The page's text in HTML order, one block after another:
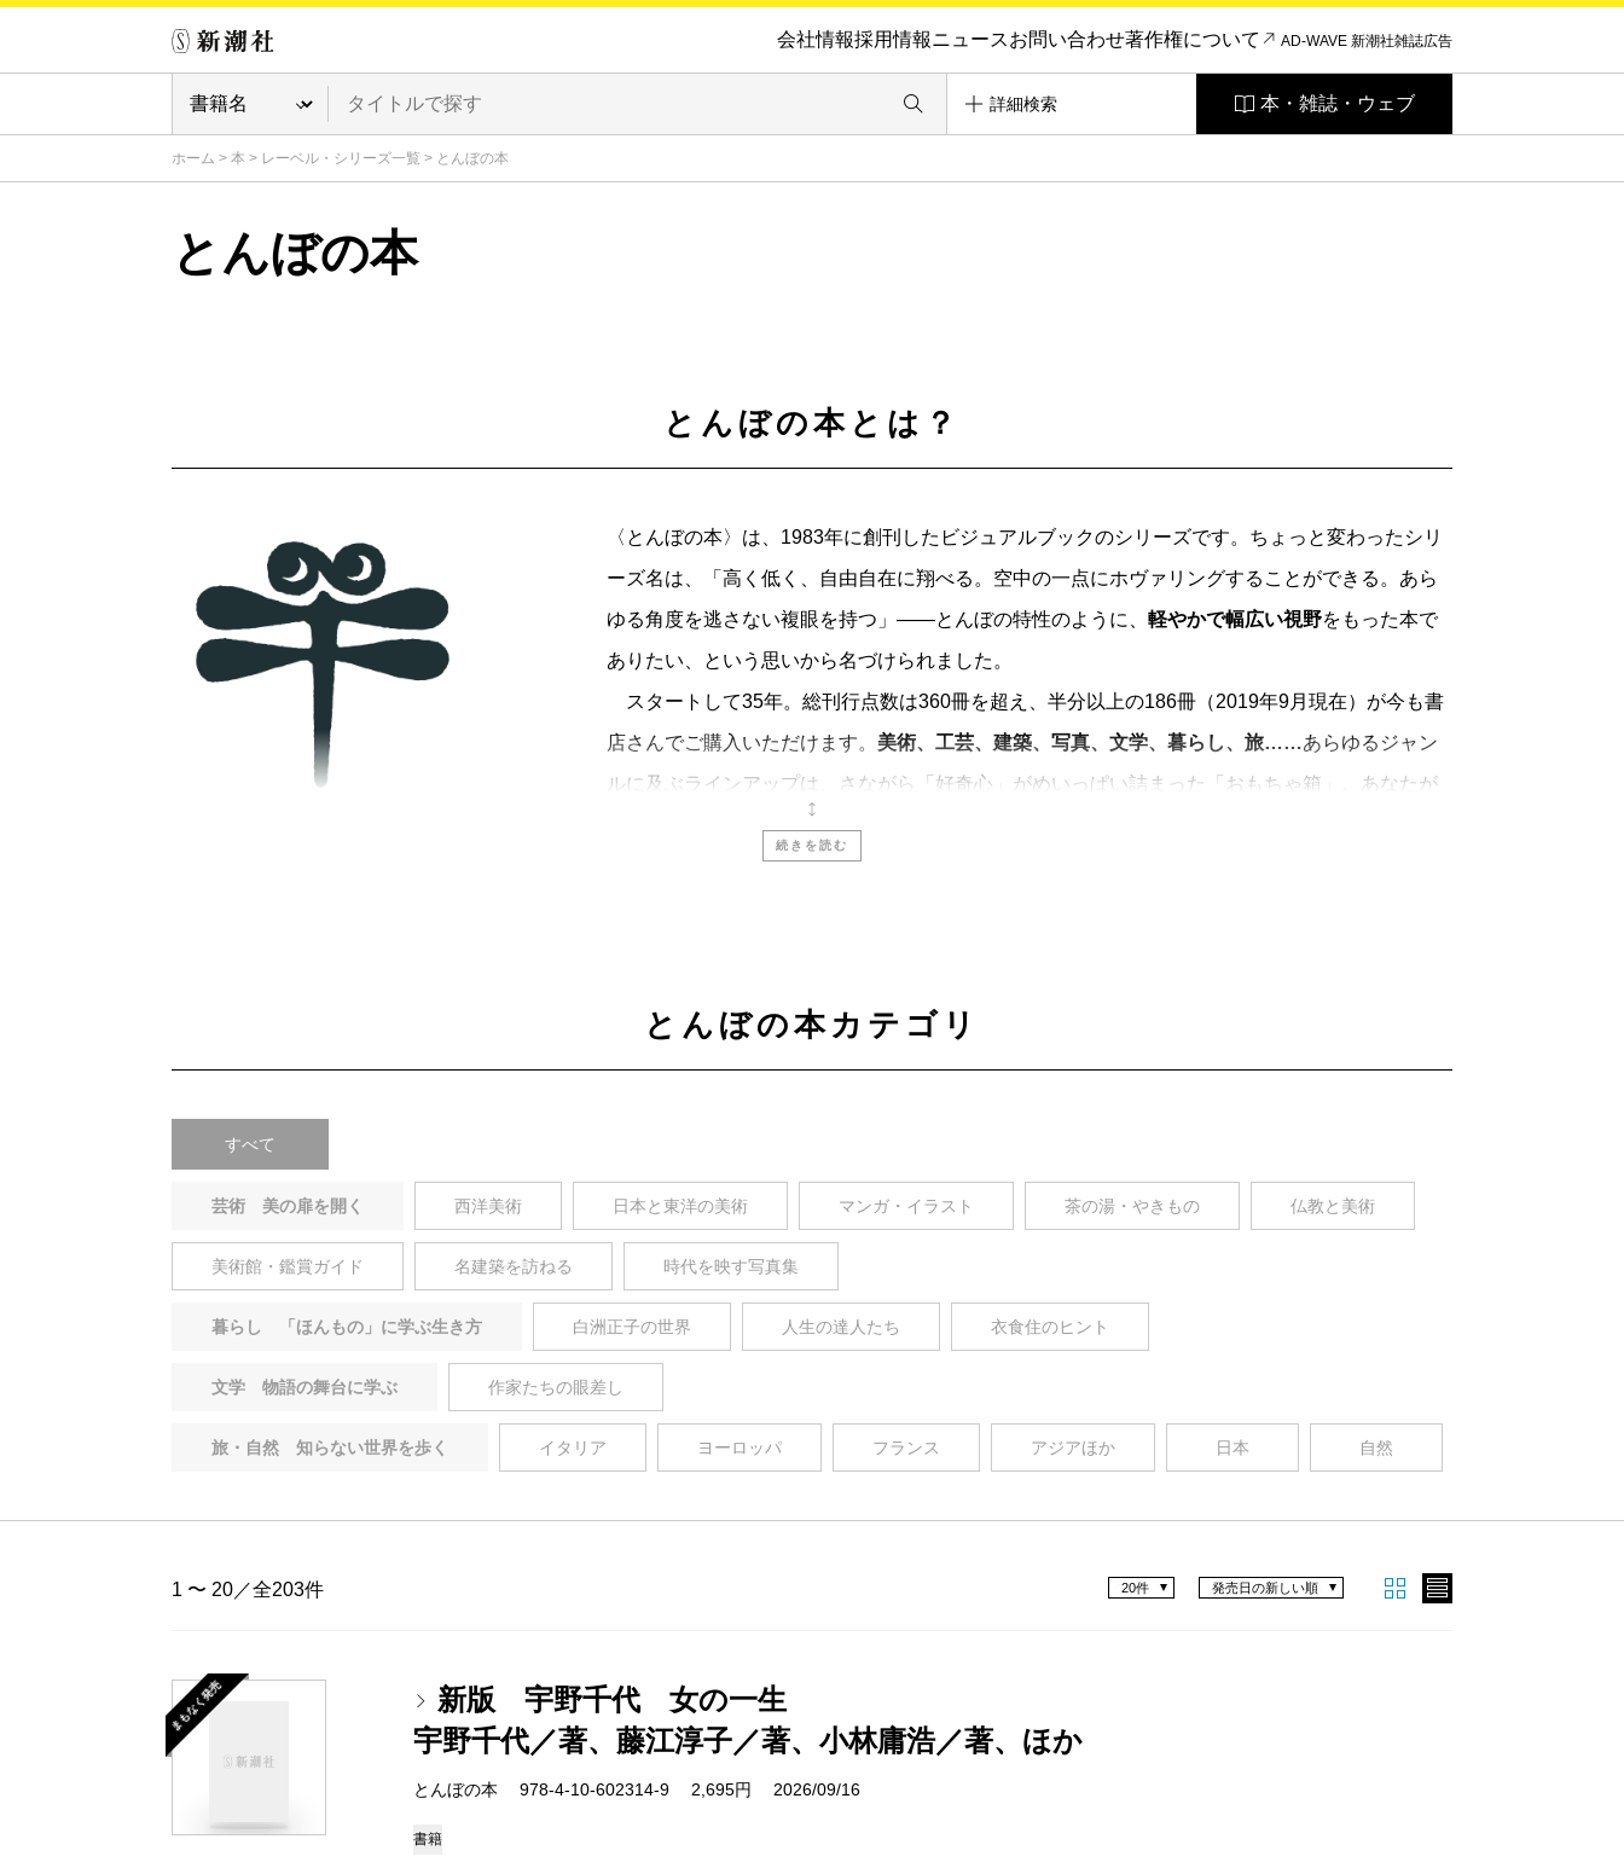
会社情報採用情報ニュースお問い合わせ著作権について AD-WAVE 新潮社雑誌広告
詳細検索 本・雑誌・ウェブ
ホーム > 本 > レーベル・シリーズ一覧 > とんぼの本
とんぼの本
とんぼの本とは？
〈とんぼの本〉は、1983年に創刊したビジュアルブックのシリーズです。ちょっと変わったシリ
ーズ名は、「高く低く、自由自在に翔べる。空中の一点にホヴァリングすることができる。あら
ゆる角度を逃さない複眼を持つ」――とんぼの特性のように、 軽やかで幅広い視野をもった本で
ありたい、という思いから名づけられました。
スタートして35年。総刊行点数は360冊を超え、半分以上の186冊（2019年9月現在）が今も書
店さんでご購入いただけます。 美術、工芸、建築、写真、文学、暮らし、旅……あらゆるジャン
ルに及ぶラインアップは、さながら「好奇心」がめいっぱい詰まった「おもちゃ箱」。あなたが
〈とんぼの本〉は、
続きを読む
とんぼの本カテゴリ
すべて
芸術 美の扉を開く 西洋美術 日本と東洋の美術 マンガ・イラスト 茶の湯・やきもの 仏教と美術
美術館・鑑賞ガイド 名建築を訪ねる 時代を映す写真集
暮らし 「ほんもの」に学ぶ生き方 白洲正子の世界 人生の達人たち 衣食住のヒント
文学 物語の舞台に学ぶ 作家たちの眼差し
旅・自然 知らない世界を歩く イタリア ヨーロッパ フランス アジアほか 日本 自然
1 〜 20／全203件 発売日の新しい順
20件
まもなく発売
新版 宇野千代 女の一生
宇野千代／著、藤江淳子／著、小林庸浩／著、ほか
とんぼの本 978-4-10-602314-9 2,695円 2026/09/16
書籍